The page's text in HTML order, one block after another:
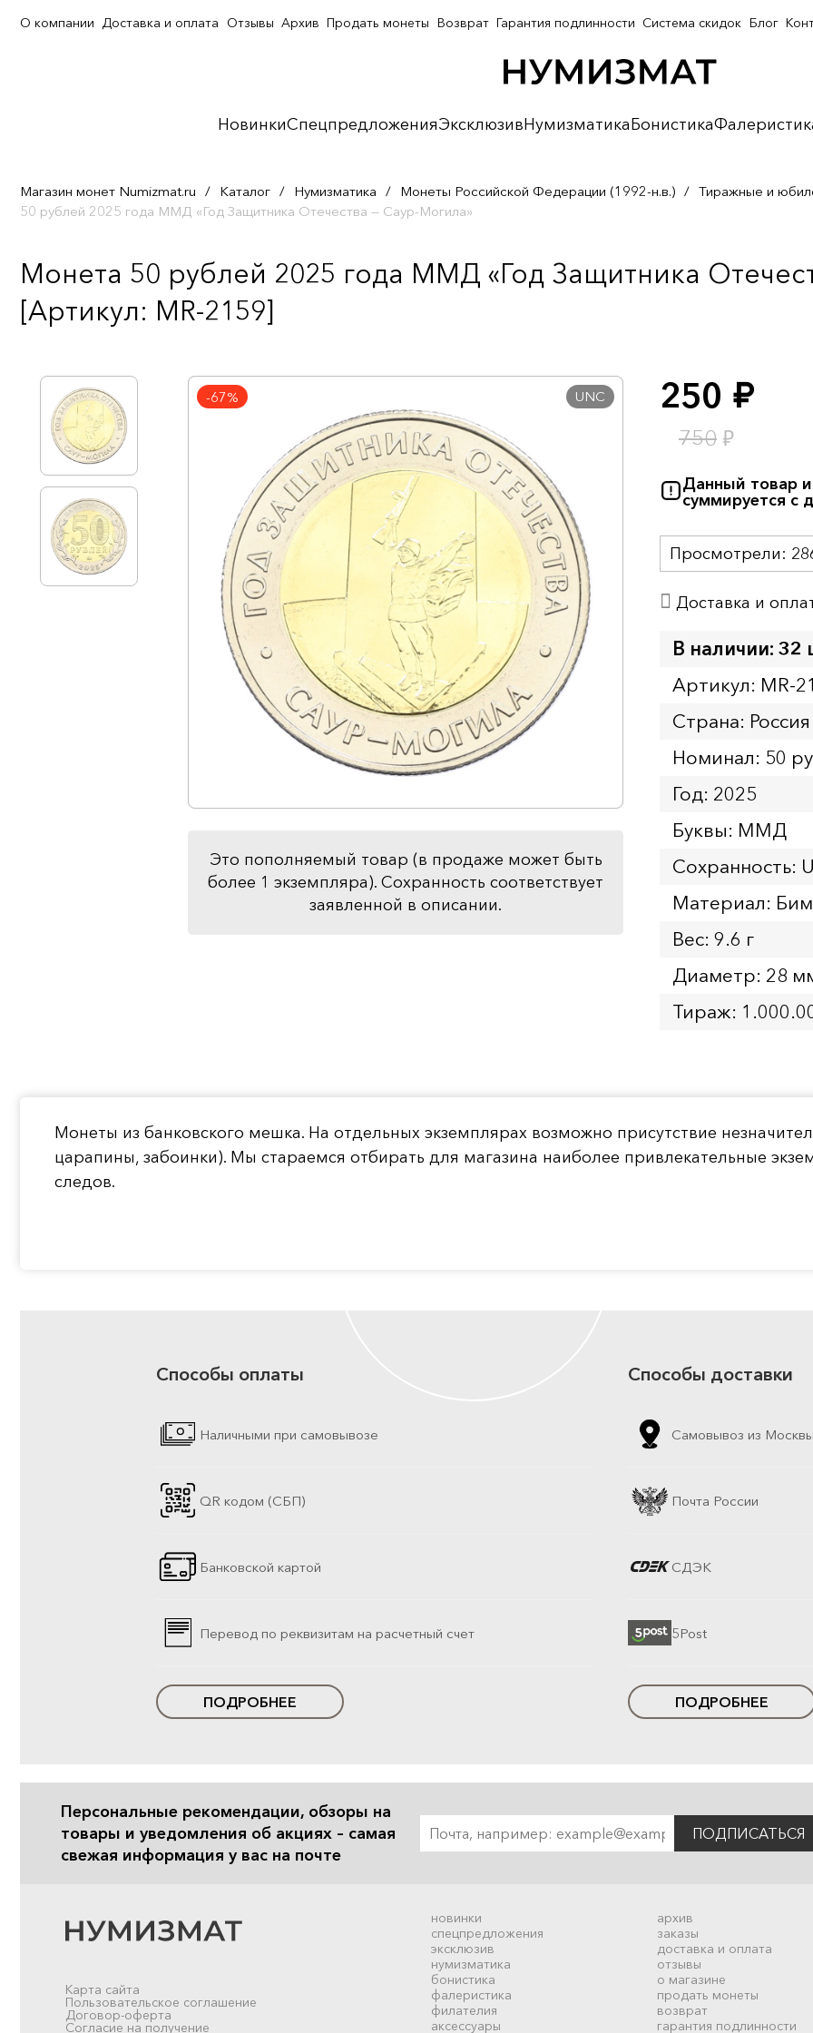
НовинкиСпецпредложенияЭксклюзивНумизматикаБонистика
О компании Доставка и оплата Отзывы Архив Продать монеты Возврат Гарантия подлинности Система скидок Блог
Магазин монет Numizmat.ru / Каталог / Нумизматика / Монеты Российской Федерации (1992-н.в.) / Тиражные и
50 рублей 2025 года ММД «Год Защитника Отечества — Саур-Могила»
Монета 50 рублей 2025 года ММД «Год Защитника
[Артикул: MR-2159]
-67% UNC
Это пополняемый товар (в продаже может быть
более 1 экземпляра). Сохранность соответствует
заявленной в описании.
250 руб.
750 ₽
Данный товар
суммируется с
Просмотрели:
Доставка и
В наличии: 32
Артикул: MR-
Страна: Россия
Номинал: 50
Год: 2025
Буквы: ММД
Сохранность:
Материал:
Вес: 9.6 г
Диаметр: 28
Тираж:
Монеты из банковского мешка. На отдельных экземплярах возможно присутствие
царапины, забоинки). Мы стараемся отбирать для магазина наиболее привлекательные
следов.
Способы оплаты
Наличными при самовывозе
QR кодом (СБП)
Банковской картой
Перевод по реквизитам на расчетный счет
ПОДРОБНЕЕ
Способы доставки
Самовывоз из
Почта России
СДЭК
5Post
ПОДРОБНЕЕ
Персональные рекомендации, обзоры на
товары и уведомления об акциях – самая
свежая информация у вас на почте
ПОДПИСАТЬСЯ
новинки
спецпредложения
эксклюзив
нумизматика
бонистика
фалеристика
филателия
аксессуары
архив
заказы
доставка и оплата
отзывы
о магазине
продать монеты
возврат
гарантия подлинности
Карта сайта
Пользовательское соглашение
Договор-оферта
Согласие на получение